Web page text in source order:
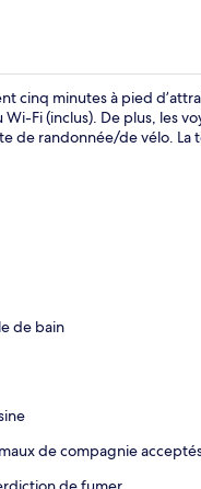
cinq minutes à pied
Fi (inclus). De plus, les
de randonnée/de vélo. La
de bain
de compagnie